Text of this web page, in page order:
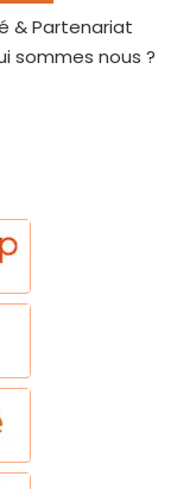
& Partenariat
sommes nous ?